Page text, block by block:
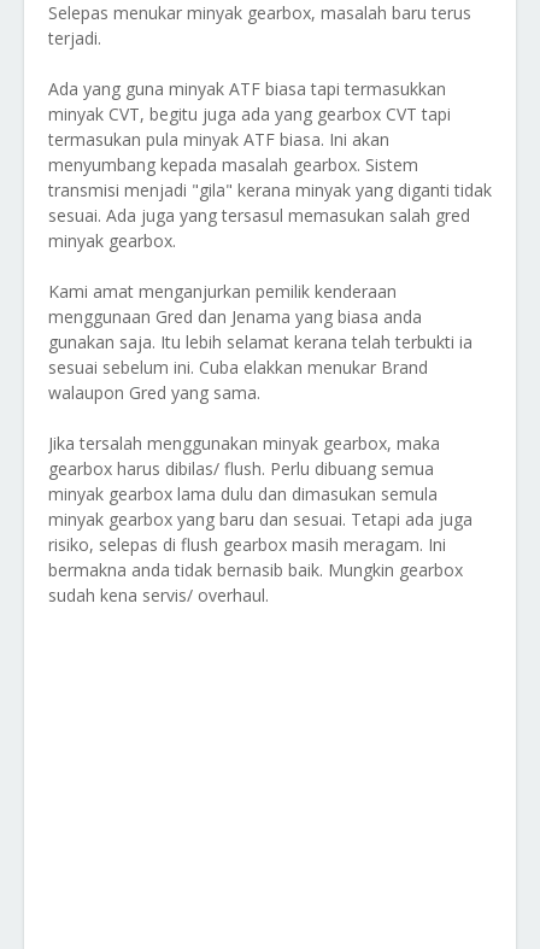
Selepas menukar minyak gearbox, masalah baru terus
terjadi.
Ada yang guna minyak ATF biasa tapi termasukkan
minyak CVT, begitu juga ada yang gearbox CVT tapi
termasukan pula minyak ATF biasa. Ini akan
menyumbang kepada masalah gearbox. Sistem
transmisi menjadi "gila" kerana minyak yang diganti tidak
sesuai. Ada juga yang tersasul memasukan salah gred
minyak gearbox.
Kami amat menganjurkan pemilik kenderaan
menggunaan Gred dan Jenama yang biasa anda
gunakan saja. Itu lebih selamat kerana telah terbukti ia
sesuai sebelum ini. Cuba elakkan menukar Brand
walaupon Gred yang sama.
Jika tersalah menggunakan minyak gearbox, maka
gearbox harus dibilas/ flush. Perlu dibuang semua
minyak gearbox lama dulu dan dimasukan semula
minyak gearbox yang baru dan sesuai. Tetapi ada juga
risiko, selepas di flush gearbox masih meragam. Ini
bermakna anda tidak bernasib baik. Mungkin gearbox
sudah kena servis/ overhaul.